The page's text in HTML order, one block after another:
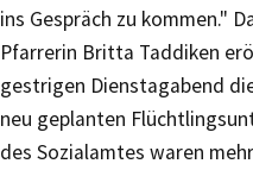
ins Gespräch zu kommen."
Pfarrerin Britta Taddiken
gestrigen Dienstagabend
neu geplanten
des Sozialamtes waren